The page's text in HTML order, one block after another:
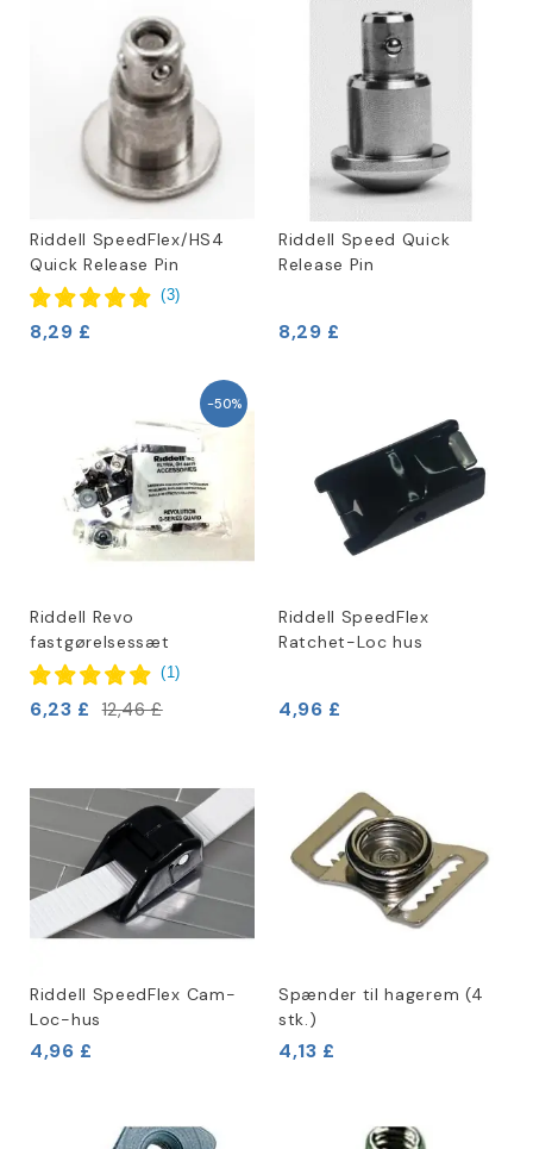
Riddell SpeedFlex/HS4
Quick Release Pin
(3)
8,29 £
Riddell Speed Quick
Release Pin
8,29 £
-50%
Riddell Revo
fastgørelsessæt
(1)
6,23 £ 12,46 £
Riddell SpeedFlex
Ratchet-Loc hus
4,96 £
Riddell SpeedFlex Cam-
Loc-hus
4,96 £
Spænder til hagerem (4
stk.)
4,13 £